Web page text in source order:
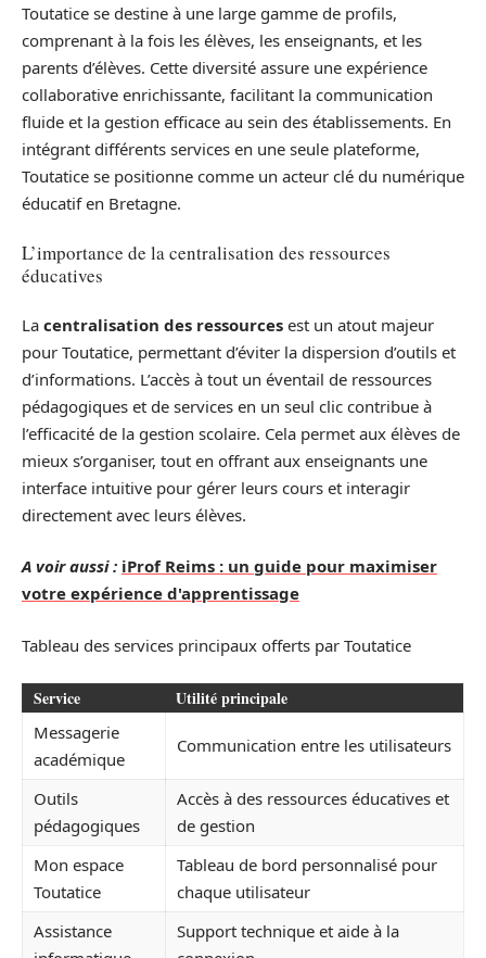
Toutatice se destine à une large gamme de profils,
comprenant à la fois les élèves, les enseignants, et les
parents d’élèves. Cette diversité assure une expérience
collaborative enrichissante, facilitant la communication
fluide et la gestion efficace au sein des établissements. En
intégrant différents services en une seule plateforme,
Toutatice se positionne comme un acteur clé du numérique
éducatif en Bretagne.
L’importance de la centralisation des ressources
éducatives
La centralisation des ressources est un atout majeur
pour Toutatice, permettant d’éviter la dispersion d’outils et
d’informations. L’accès à tout un éventail de ressources
pédagogiques et de services en un seul clic contribue à
l’efficacité de la gestion scolaire. Cela permet aux élèves de
mieux s’organiser, tout en offrant aux enseignants une
interface intuitive pour gérer leurs cours et interagir
directement avec leurs élèves.
A voir aussi : iProf Reims : un guide pour maximiser
votre expérience d'apprentissage
Tableau des services principaux offerts par Toutatice
Service Utilité principale
Messagerie
académique
Communication entre les utilisateurs
Outils
pédagogiques
Accès à des ressources éducatives et
de gestion
Mon espace
Toutatice
Tableau de bord personnalisé pour
chaque utilisateur
Assistance
Support technique et aide à la